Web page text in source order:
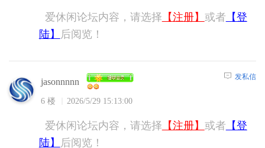
爱休闲论坛内容，请选择 【注册】 或者 【登
陆】
后阅览！
jasonnnnn
6 楼 2026/5/29 15:13:00
发私信
爱休闲论坛内容，请选择 【注册】 或者 【登
陆】
后阅览！